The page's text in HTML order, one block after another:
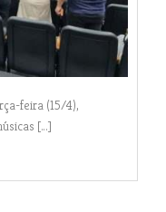
feira (15/4),
[…]